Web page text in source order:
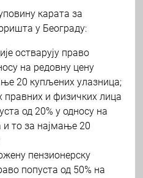
карата за
у Београду:
остварују право
на редовну цену
20 купљених улазница;
правних и физичких лица
од 20% у односу на
и то за најмање 20
пензионерску
попуста од 50% на